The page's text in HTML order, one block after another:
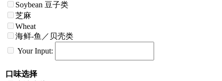
Soybean 豆子类
芝麻
Wheat
海鲜-鱼／贝壳类
Your Input:
口味选择